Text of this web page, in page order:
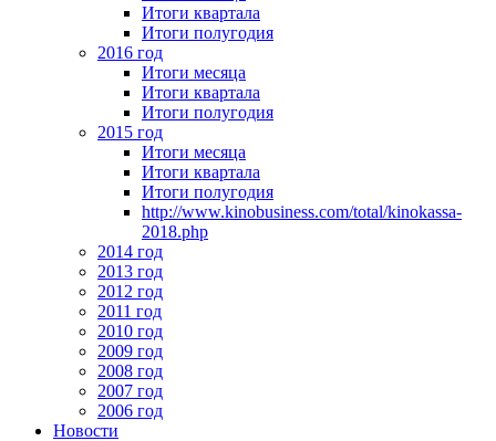
Итоги квартала
Итоги полугодия
2016 год
Итоги месяца
Итоги квартала
Итоги полугодия
2015 год
Итоги месяца
Итоги квартала
Итоги полугодия
http://www.kinobusiness.com/total/kinokassa-
2018.php
2014 год
2013 год
2012 год
2011 год
2010 год
2009 год
2008 год
2007 год
2006 год
Новости